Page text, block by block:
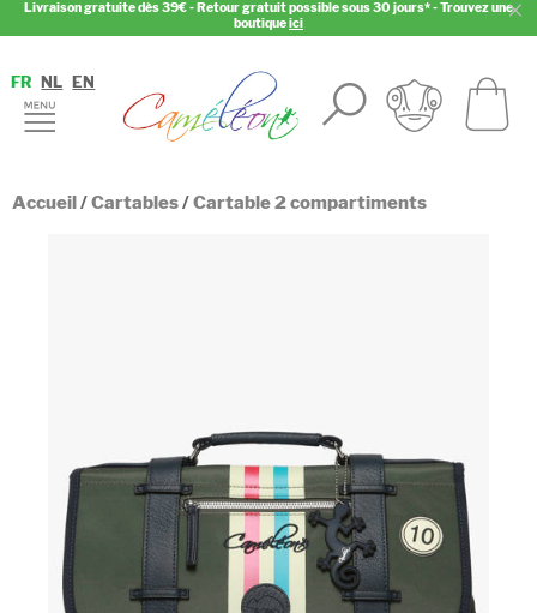
Livraison gratuite dès 39€ - Retour gratuit possible sous 30 jours* - Trouvez une
boutiqueici
FR NL EN
Accueil/Cartables/Cartable 2 compartiments